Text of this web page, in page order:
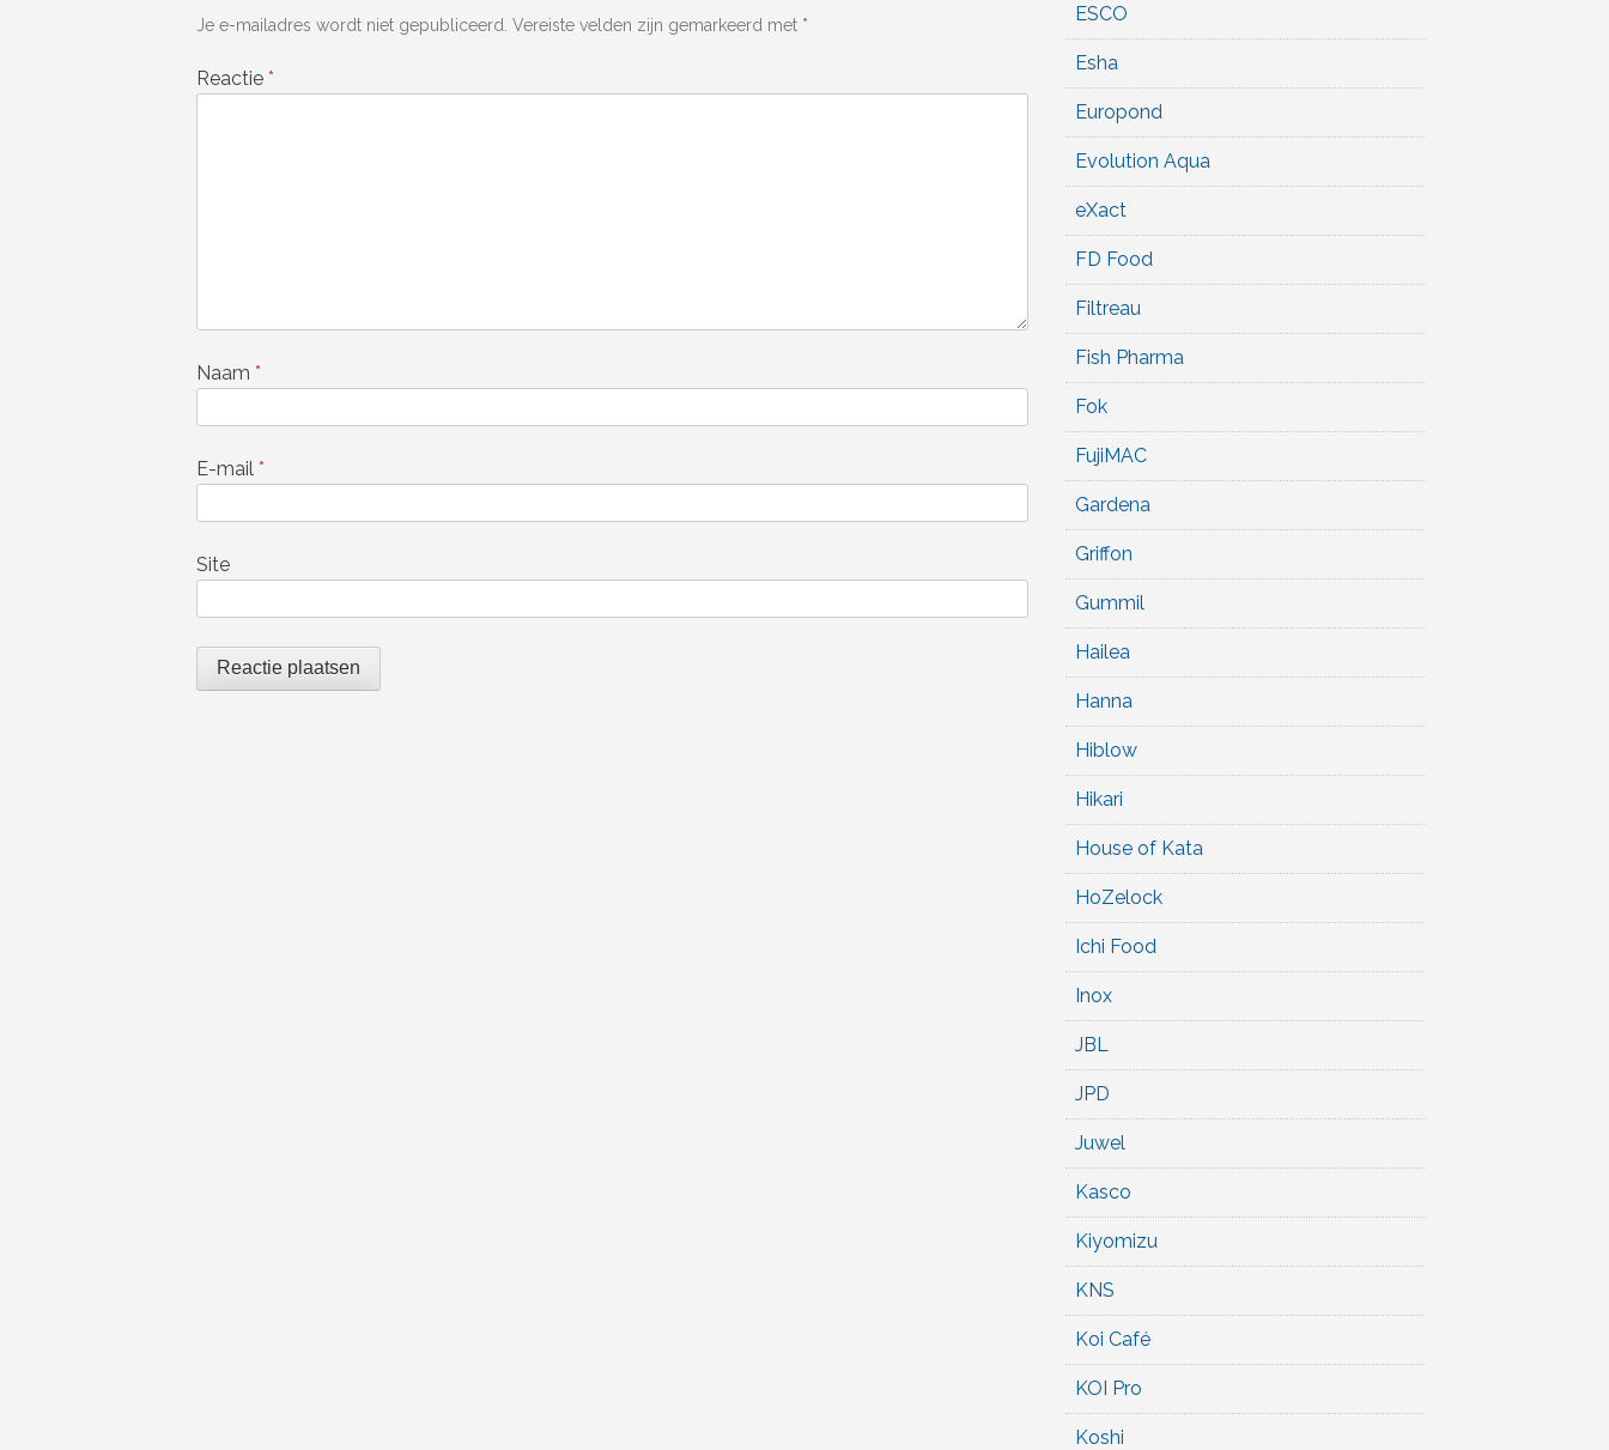
Je e-mailadres wordt niet gepubliceerd. Vereiste velden zijn gemarkeerd met *
Reactie *
Naam *
E-mail *
Site
ESCO
Esha
Europond
Evolution Aqua
eXact
FD Food
Filtreau
Fish Pharma
Fok
FujiMAC
Gardena
Griffon
Gummil
Hailea
Hanna
Hiblow
Hikari
House of Kata
HoZelock
Ichi Food
Inox
JBL
JPD
Juwel
Kasco
Kiyomizu
KNS
Koi Café
KOI Pro
Koshi